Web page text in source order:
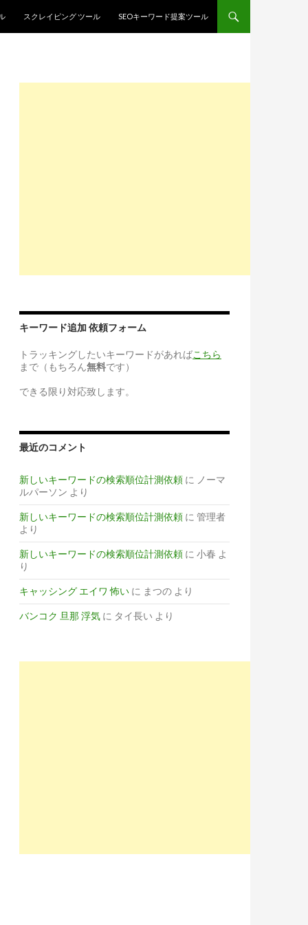
スクレイピング ツール SEOキーワード提案ツール
SIG=11c84ssdp/
SIG=11jfn8vc2/
キーワード追加 依頼フォーム
トラッキングしたいキーワードがあればこちら
まで（もちろん無料です）
できる限り対応致します。
最近のコメント
新しいキーワードの検索順位計測依頼 に ノーマ
ルパーソン より
新しいキーワードの検索順位計測依頼 に 管理者
より
新しいキーワードの検索順位計測依頼 に 小春 よ
り
キャッシング エイワ 怖い に まつの より
バンコク 旦那 浮気 に タイ長い より